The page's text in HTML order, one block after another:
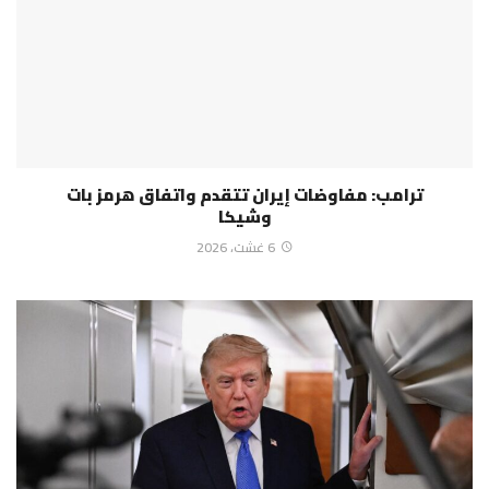
ترامب: مفاوضات إيران تتقدم واتفاق هرمز بات
وشيكا
6 غشت، 2026